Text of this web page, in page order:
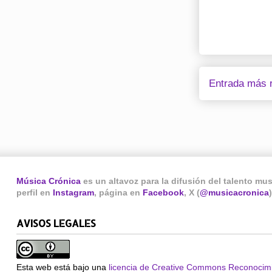
Entrada más
Música Crónica es un altavoz para la difusión del talento
perfil en Instagram, página en Facebook, X (@musicacronica
AVISOS LEGALES
Esta web está bajo una licencia de Creative Commons